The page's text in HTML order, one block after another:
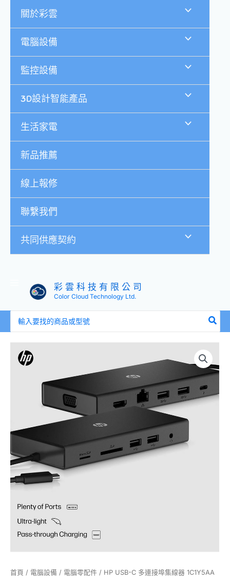
關於彩雲
電腦設備
監控設備
3D設計智能產品
生活家電
新品推薦
線上報修
聯繫我們
共同供應契約
彩 雲 科 技 有 限 公 司
Color Cloud Technology Ltd.
尋：
首頁 / 電腦設備 / 電腦零配件 / HP USB-C 多連接埠集線器 1C1Y5AA
USB-
集
器
1C1Y5AA
數
量